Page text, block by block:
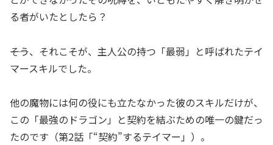
る者がいたとしたら？
――そう、それこそが、主人公の持つ「最弱」と呼ばれたテイ
マースキルでした。
他の魔物には何の役にも立たなかった彼のスキルだけが、
この「最強のドラゴン」と契約を結ぶための唯一の鍵だっ
たのです（第2話「“契約”するテイマー」）。